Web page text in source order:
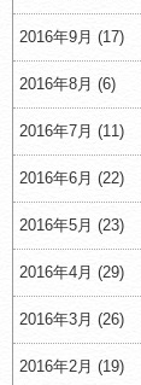
2016年9月 (17)
2016年8月 (6)
2016年7月 (11)
2016年6月 (22)
2016年5月 (23)
2016年4月 (29)
2016年3月 (26)
2016年2月 (19)